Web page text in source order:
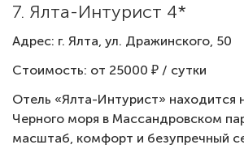
7. Ялта-Интурист 4*
Адрес: г. Ялта, ул. Дражинского, 50
Стоимость: от 25000 ₽ / сутки
Отель «Ялта-Интурист» находится
Черного моря в Массандровском
масштаб, комфорт и безупречный